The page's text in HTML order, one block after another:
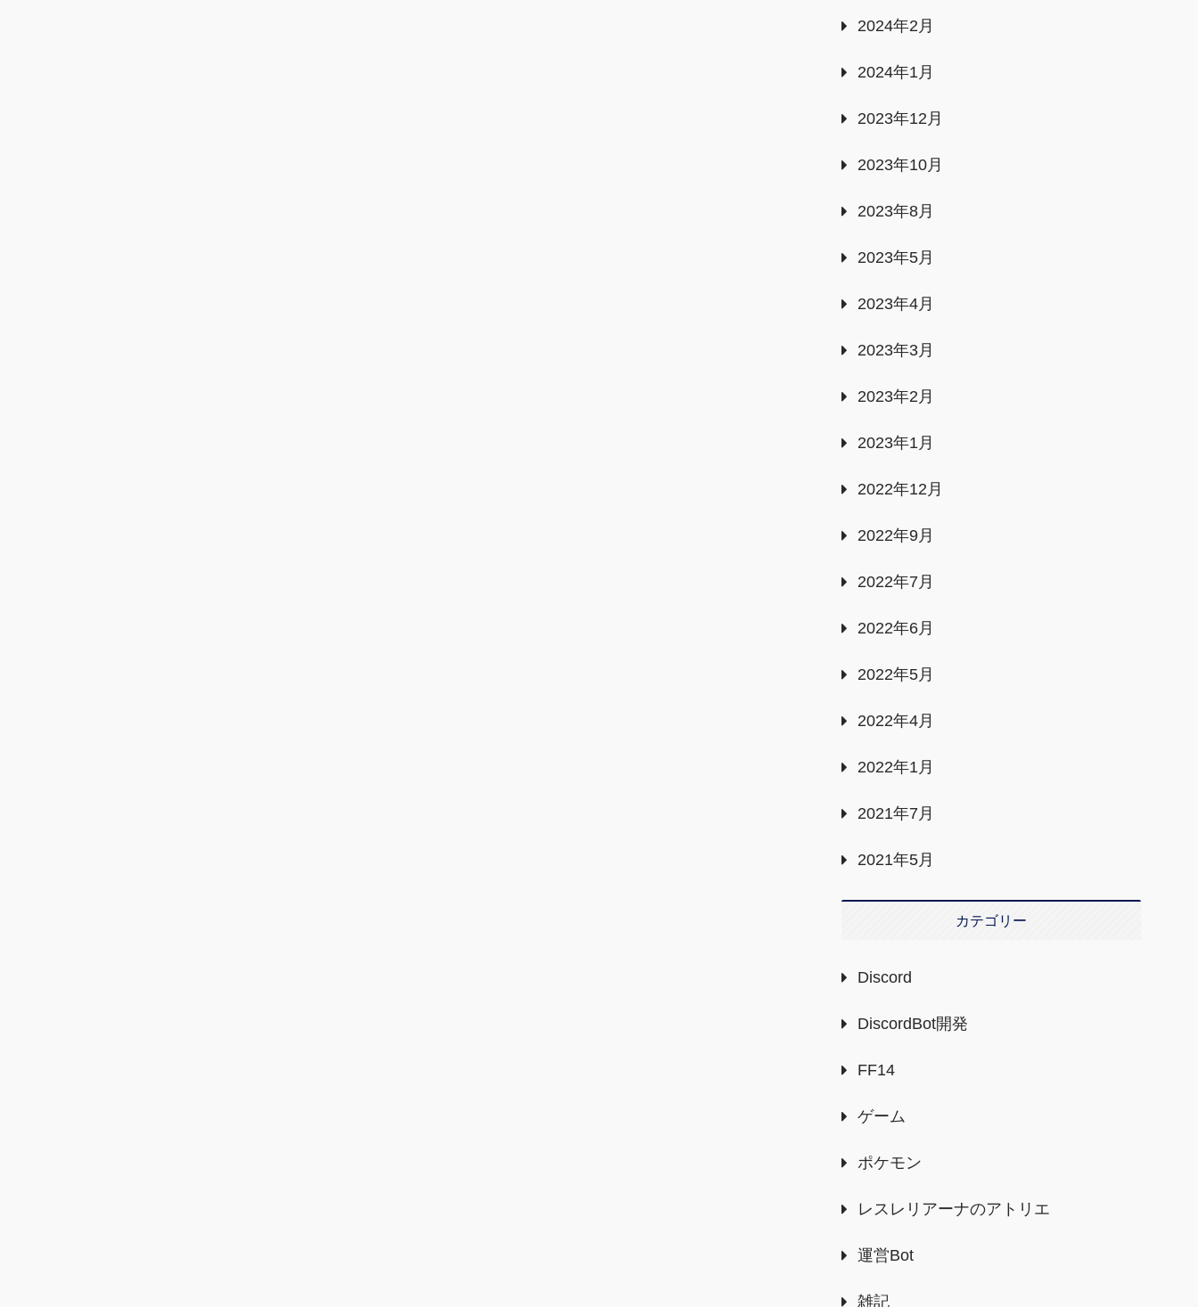
2024年2月
2024年1月
2023年12月
2023年10月
2023年8月
2023年5月
2023年4月
2023年3月
2023年2月
2023年1月
2022年12月
2022年9月
2022年7月
2022年6月
2022年5月
2022年4月
2022年1月
2021年7月
2021年5月
カテゴリー
Discord
DiscordBot開発
FF14
ゲーム
ポケモン
レスレリアーナのアトリエ
運営Bot
雑記